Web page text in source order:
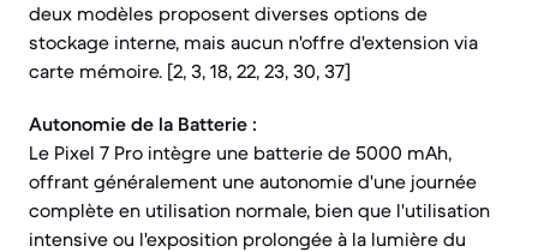
deux modèles proposent diverses options de
stockage interne, mais aucun n'offre d'extension via
carte mémoire. [2, 3, 18, 22, 23, 30, 37]
Autonomie de la Batterie :
Le Pixel 7 Pro intègre une batterie de 5000 mAh,
offrant généralement une autonomie d'une journée
complète en utilisation normale, bien que l'utilisation
intensive ou l'exposition prolongée à la lumière du